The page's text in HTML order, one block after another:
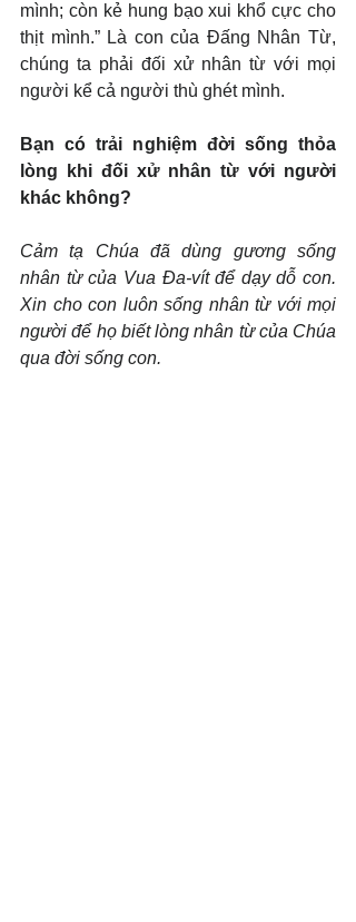
mình; còn kẻ hung bạo xui khổ cực cho
thịt mình.” Là con của Đấng Nhân Từ,
chúng ta phải đối xử nhân từ với mọi
người kể cả người thù ghét mình.
Bạn có trải nghiệm đời sống thỏa
lòng khi đối xử nhân từ với người
khác không?
Cảm tạ Chúa đã dùng gương sống
nhân từ của Vua Đa-vít để dạy dỗ con.
Xin cho con luôn sống nhân từ với mọi
người để họ biết lòng nhân từ của Chúa
qua đời sống con.